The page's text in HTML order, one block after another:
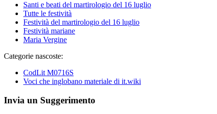
Santi e beati del martirologio del 16 luglio
Tutte le festività
Festività del martirologio del 16 luglio
Festività mariane
Maria Vergine
Categorie nascoste:
CodLit M0716S
Voci che inglobano materiale di it.wiki
Invia un Suggerimento